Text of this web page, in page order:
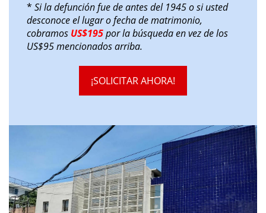
* Si la defunción fue de antes del 1945 o si usted
desconoce el lugar o fecha de matrimonio,
cobramos US$195por la búsqueda en vez de los
US$95 mencionados arriba.
¡SOLICITAR AHORA!